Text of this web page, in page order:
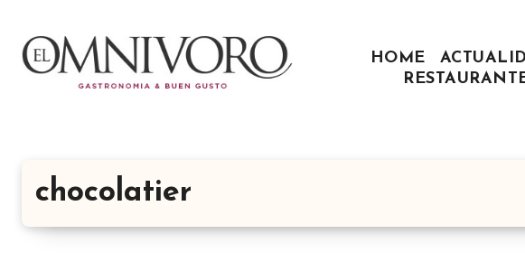
contenido
HOME
chocolatier